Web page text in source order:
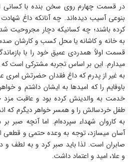
در قسمت چهارم روی سخن بنده با کسانی
بنوعی آسیب دیده‌اند. چه آنانکه داغ شهادت
کرده باشند؛ چه کسانیکه دچار مجروحیت
به خانه و کاشانه یا محل کسب و کارشان
قسمت اولاً همدردی عمیق خود را با
میدارم. این بر اساس تجربه مشترکی است که
به غیر از پدرم که داغ فقدان حضرتش امری
باوفایم را که امیدها به ایشان داشتم و
خدمت به والدینش کرده بود و عاقبت
طفل خردسالش را و همسر خواهر دیگرم که
به کاروان شهداء سپرده‌ام. اما آنچه صبر
آسان میسازد، توجه به وعده حتمی و قطعی
صابران است. لذا باید صبر کرد و به
و علا، امید و اعتماد داشت.